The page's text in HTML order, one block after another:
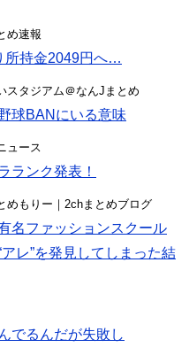
め速報
所持金2049円へ…
スタジアム＠なんJまとめ
球BANにいる意味
ュース
ランク発表！
めもりー｜2chまとめブログ
名ファッションスクール
レ”を発見してしまった結
でるんだが失敗し